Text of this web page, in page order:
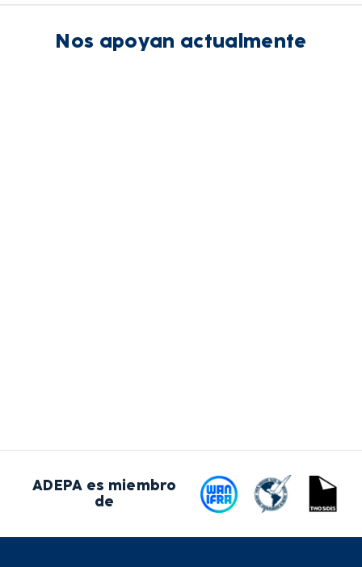
Nos apoyan actualmente
ADEPA es miembro
de